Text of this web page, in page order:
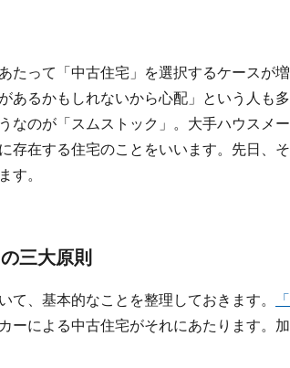
たって「中古住宅」を選択するケースが
あるかもしれないから心配」という人も
なのが「スムストック」。大手ハウスメ
存在する住宅のことをいいます。先日、
す。
三大原則
て、基本的なことを整理しておきます。
ーによる中古住宅がそれにあたります。